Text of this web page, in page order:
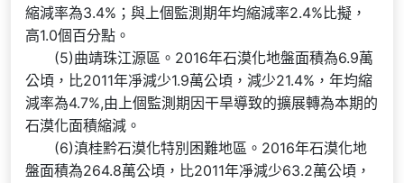
縮減率為3.4%；與上個監測期年均縮減率2.4%比擬，
高1.0個百分點。
(5)曲靖珠江源區。2016年石漠化地盤面積為6.9萬
公頃，比2011年凈減少1.9萬公頃，減少21.4%，年均縮
減率為4.7%,由上個監測期因干旱導致的擴展轉為本期的
石漠化面積縮減。
(6)滇桂黔石漠化特別困難地區。2016年石漠化地
盤面積為264.8萬公頃，比2011年凈減少63.2萬公頃，